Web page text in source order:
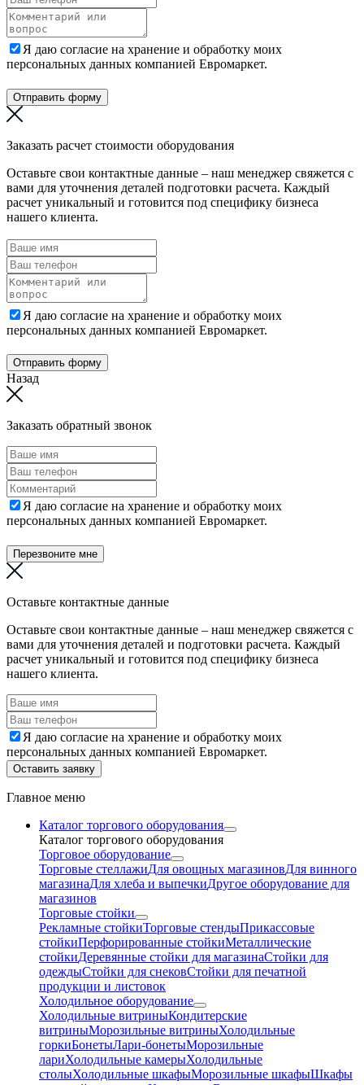
Я даю согласие на хранение и обработку моих
персональных данных компанией Евромаркет.
Отправить форму
Заказать расчет стоимости оборудования
Оставьте свои контактные данные – наш менеджер свяжется с
вами для уточнения деталей подготовки расчета. Каждый
расчет уникальный и готовится под специфику бизнеса
нашего клиента.
Я даю согласие на хранение и обработку моих
персональных данных компанией Евромаркет.
Отправить форму
Назад
Заказать обратный звонок
Я даю согласие на хранение и обработку моих
персональных данных компанией Евромаркет.
Перезвоните мне
Оставьте контактные данные
Оставьте свои контактные данные – наш менеджер свяжется с
вами для уточнения деталей и подготовки расчета. Каждый
расчет уникальный и готовится под специфику бизнеса
нашего клиента.
Я даю согласие на хранение и обработку моих
персональных данных компанией Евромаркет.
Оставить заявку
Главное меню
Каталог торгового оборудования
Каталог торгового оборудования
Торговое оборудование
Торговые стеллажиДля овощных магазиновДля винного
магазинаДля хлеба и выпечкиДругое оборудование для
магазинов
Торговые стойки
Рекламные стойкиТорговые стендыПрикассовые
стойкиПерфорированные стойкиМеталлические
стойкиДеревянные стойки для магазинаСтойки для
одеждыСтойки для снековСтойки для печатной
продукции и листовок
Холодильное оборудование
Холодильные витриныКондитерские
витриныМорозильные витриныХолодильные
горкиБонетыЛари-бонетыМорозильные
лариХолодильные камерыХолодильные
столыХолодильные шкафыМорозильные шкафыШкафы